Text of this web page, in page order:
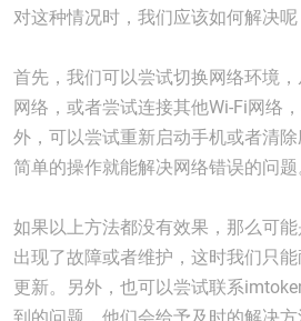
对这种情况时，我们应该如何解决呢
首先，我们可以尝试切换网络环境
网络，或者尝试连接其他Wi-Fi网络
外，可以尝试重新启动手机或者清
简单的操作就能解决网络错误的问题
如果以上方法都没有效果，那么可
出现了故障或者维护，这时我们只
更新。另外，也可以尝试联系